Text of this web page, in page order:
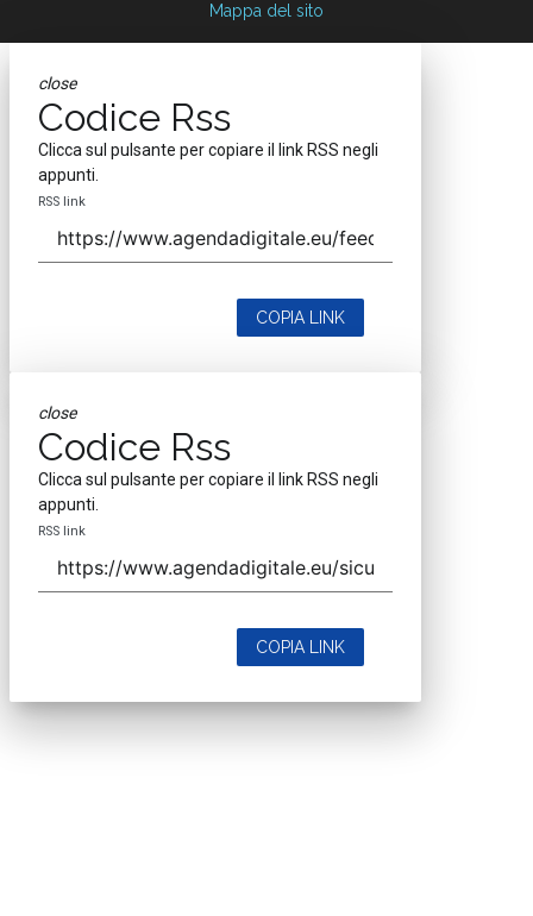
Mappa del sito
close
Codice Rss
Clicca sul pulsante per copiare il link RSS negli
appunti.
RSS link
COPIA LINK
close
Codice Rss
Clicca sul pulsante per copiare il link RSS negli
appunti.
RSS link
COPIA LINK